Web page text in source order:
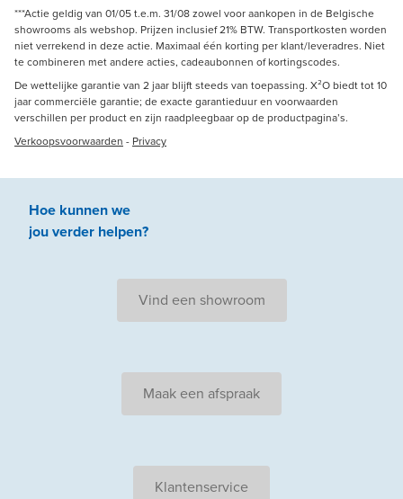
***Actie geldig van 01/05 t.e.m. 31/08 zowel voor aankopen in de Belgische
showrooms als webshop. Prijzen inclusief 21% BTW. Transportkosten worden
niet verrekend in deze actie. Maximaal één korting per klant/leveradres. Niet
te combineren met andere acties, cadeaubonnen of kortingscodes.
De wettelijke garantie van 2 jaar blijft steeds van toepassing. X²O biedt tot 10
jaar commerciële garantie; de exacte garantieduur en voorwaarden
verschillen per product en zijn raadpleegbaar op de productpagina’s.
Verkoopsvoorwaarden - Privacy
Hoe kunnen we
jouverder helpen?
Vind een showroom
Maak een afspraak
Klantenservice